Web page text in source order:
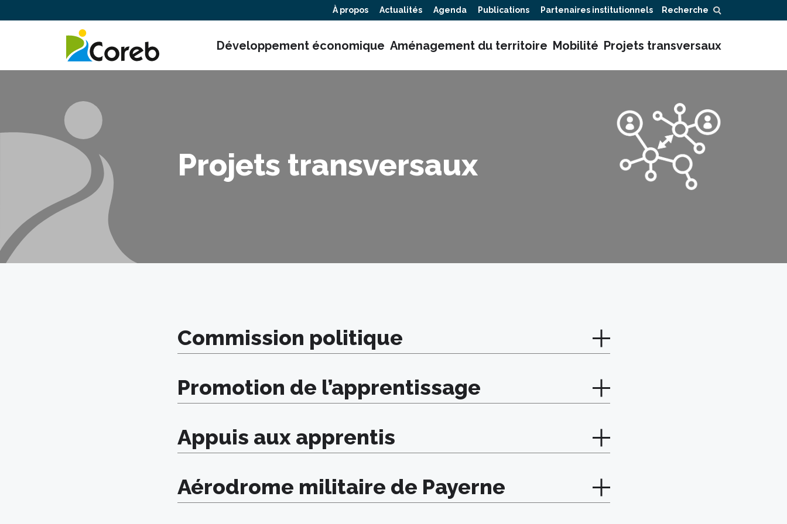
À propos Actualités Agenda Publications Partenaires institutionnels Recherche
Développement économique Aménagement du territoire Mobilité Projets transversaux
Projets transversaux
Commission politique
Promotion de l’apprentissage
Appuis aux apprentis
Aérodrome militaire de Payerne